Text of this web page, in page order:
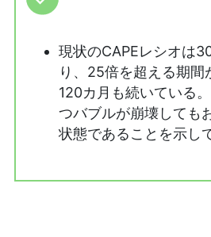
現状のCAPEレシオは
り、25倍を超える期間
120カ月も続いている
つバブルが崩壊しても
状態であることを示し